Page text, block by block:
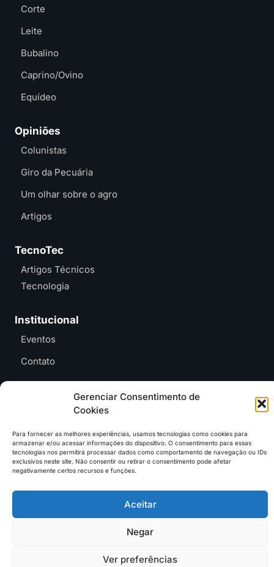
Gerenciar Consentimento de
Cookies
Para fornecer as melhores experiências, usamos tecnologias como cookies para
armazenar e/ou acessar informações do dispositivo. O consentimento para essas
tecnologias nos permitirá processar dados como comportamento de navegação ou IDs
exclusivos neste site. Não consentir ou retirar o consentimento pode afetar
negativamente certos recursos e funções.
Aceitar
Negar
Ver preferências
Corte
Leite
Bubalino
Caprino/Ovino
Equídeo
Opiniões
Colunistas
Giro da Pecuária
Um olhar sobre o agro
Artigos
TecnoTec
Artigos Técnicos
Tecnologia
Institucional
Eventos
Contato
contato@mundoagrobrasil.com.br
Download
©2026 Mundo Agro Brasil. Todos os Direitos Reservados.